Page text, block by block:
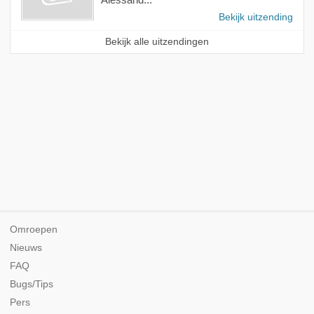
Bekijk uitzending
Bekijk alle uitzendingen
Omroepen
Nieuws
FAQ
Bugs/Tips
Pers